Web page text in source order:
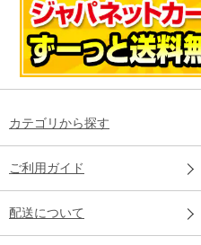
カテゴリから探す
ご利用ガイド
配送について